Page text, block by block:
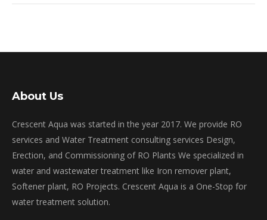
About Us
Crescent Aqua was started in the year 2017. We provide RO
services and Water Treatment consulting services Design,
Erection, and Commissioning of RO Plants We specialized in
water and wastewater treatment like Iron remover plant,
Softener plant, RO Projects. Crescent Aqua is a One-Stop for
water treatment solution.